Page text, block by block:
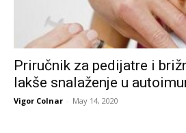
Priručnik za pedijatre i
lakše snalaženje u
Vigor Colnar - May 14, 2020